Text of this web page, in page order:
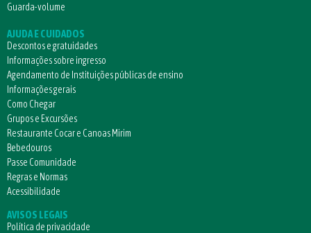
Guarda-volume
AJUDA E CUIDADOS
Descontos e gratuidades
Informações sobre ingresso
Agendamento de Instituições públicas de ensino
Informações gerais
Como Chegar
Grupos e Excursões
Restaurante Cocar e Canoas Mirim
Bebedouros
Passe Comunidade
Regras e Normas
Acessibilidade
AVISOS LEGAIS
Política de privacidade